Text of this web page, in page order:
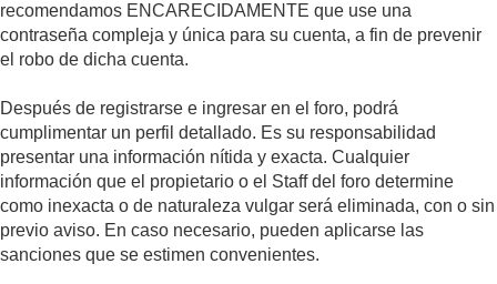
recomendamos ENCARECIDAMENTE que use una
contraseña compleja y única para su cuenta, a fin de prevenir
el robo de dicha cuenta.
Después de registrarse e ingresar en el foro, podrá
cumplimentar un perfil detallado. Es su responsabilidad
presentar una información nítida y exacta. Cualquier
información que el propietario o el Staff del foro determine
como inexacta o de naturaleza vulgar será eliminada, con o sin
previo aviso. En caso necesario, pueden aplicarse las
sanciones que se estimen convenientes.